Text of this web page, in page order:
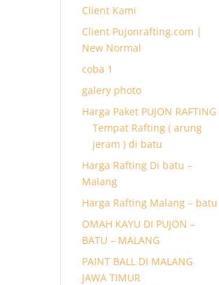
Client Kami
Client Pujonrafting.com |
New Normal
coba 1
galery photo
Harga Paket PUJON RAFTING
Tempat Rafting ( arung
jeram ) di batu
Harga Rafting Di batu –
Malang
Harga Rafting Malang – batu
OMAH KAYU DI PUJON –
BATU – MALANG
PAINT BALL DI MALANG
JAWA TIMUR